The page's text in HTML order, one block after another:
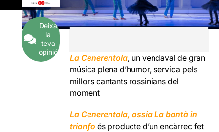
Deixa
la
teva
opinió
La Cenerentola, un vendaval de gran
música plena d’humor, servida pels
millors cantants rossinians del
moment
La Cenerentola, ossia La bontà in
trionfoés producte d’un encàrrec fet